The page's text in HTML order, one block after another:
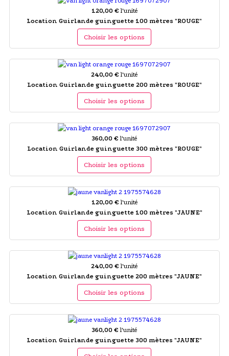
120,00 € l'unité
Location Guirlande guinguette 100 mètres "ROUGE"
Choisir les options
240,00 € l'unité
Location Guirlande guinguette 200 mètres "ROUGE"
Choisir les options
360,00 € l'unité
Location Guirlande guinguette 300 mètres "ROUGE"
Choisir les options
120,00 € l'unité
Location Guirlande guinguette 100 mètres "JAUNE"
Choisir les options
240,00 € l'unité
Location Guirlande guinguette 200 mètres "JAUNE"
Choisir les options
360,00 € l'unité
Location Guirlande guinguette 300 mètres "JAUNE"